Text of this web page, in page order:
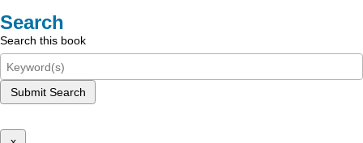
Search
Search this book
Submit Search